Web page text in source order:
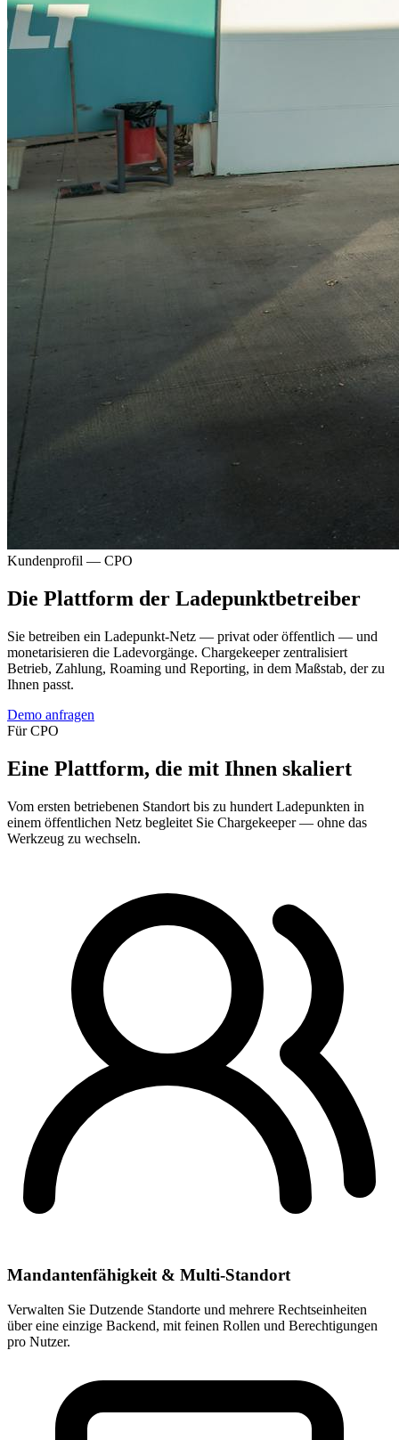
Kundenprofil — CPO
Die Plattform der Ladepunktbetreiber
Sie betreiben ein Ladepunkt-Netz — privat oder öffentlich — und
monetarisieren die Ladevorgänge. Chargekeeper zentralisiert
Betrieb, Zahlung, Roaming und Reporting, in dem Maßstab, der zu
Ihnen passt.
Demo anfragen
Für CPO
Eine Plattform, die mit Ihnen skaliert
Vom ersten betriebenen Standort bis zu hundert Ladepunkten in
einem öffentlichen Netz begleitet Sie Chargekeeper — ohne das
Werkzeug zu wechseln.
Mandantenfähigkeit & Multi-Standort
Verwalten Sie Dutzende Standorte und mehrere Rechtseinheiten
über eine einzige Backend, mit feinen Rollen und Berechtigungen
pro Nutzer.